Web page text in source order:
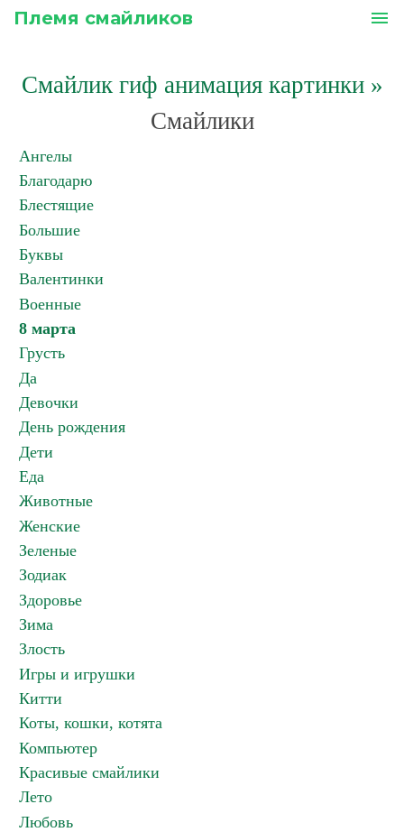
Племя смайликов menu
Смайлик гиф анимация картинки»
Смайлики
Ангелы
Благодарю
Блестящие
Большие
Буквы
Валентинки
Военные
8 марта
Грусть
Да
Девочки
День рождения
Дети
Еда
Животные
Женские
Зеленые
Зодиак
Здоровье
Зима
Злость
Игры и игрушки
Китти
Коты, кошки, котята
Компьютер
Красивые смайлики
Лето
Любовь